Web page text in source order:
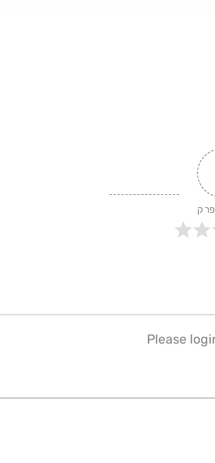
Please